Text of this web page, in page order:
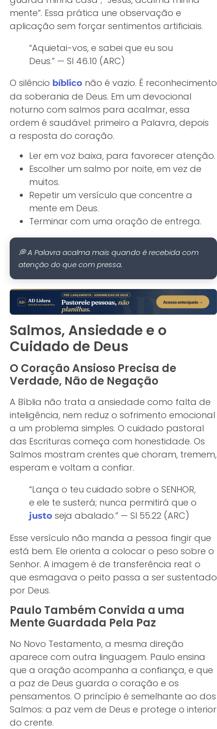
mente”. Essa prática une observação e
aplicação sem forçar sentimentos artificiais.
“Aquietai-vos, e sabei que eu sou
Deus.” — Sl 46.10 (ARC)
O silêncio bíblico não é vazio. É reconhecimento
da soberania de Deus. Em um devocional
noturno com salmos para acalmar, essa
ordem é saudável: primeiro a Palavra, depois
a resposta do coração.
Ler em voz baixa, para favorecer atenção.
Escolher um salmo por noite, em vez de
muitos.
Repetir um versículo que concentre a
mente em Deus.
Terminar com uma oração de entrega.
💭 A Palavra acalma mais quando é recebida com
atenção do que com pressa.
Salmos, Ansiedade e o
Cuidado de Deus
O Coração Ansioso Precisa de
Verdade, Não de Negação
A Bíblia não trata a ansiedade como falta de
inteligência, nem reduz o sofrimento emocional
a um problema simples. O cuidado pastoral
das Escrituras começa com honestidade. Os
Salmos mostram crentes que choram, tremem,
esperam e voltam a confiar.
“Lança o teu cuidado sobre o SENHOR,
e ele te susterá; nunca permitirá que o
justo seja abalado.” — Sl 55.22 (ARC)
Esse versículo não manda a pessoa fingir que
está bem. Ele orienta a colocar o peso sobre o
Senhor. A imagem é de transferência real: o
que esmagava o peito passa a ser sustentado
por Deus.
Paulo Também Convida a uma
Mente Guardada Pela Paz
No Novo Testamento, a mesma direção
aparece com outra linguagem. Paulo ensina
que a oração acompanha a confiança, e que
a paz de Deus guarda o coração e os
pensamentos. O princípio é semelhante ao dos
Salmos: a paz vem de Deus e protege o interior
do crente.